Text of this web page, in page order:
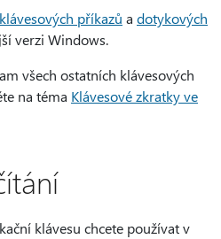
klávesových příkazů a dotykových
verzi Windows.
všech ostatních klávesových
na téma Klávesové zkratky ve
klávesu chcete používat v